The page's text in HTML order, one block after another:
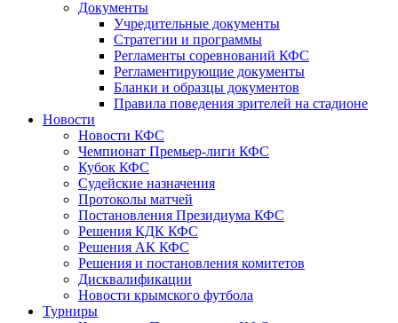
Документы
Учредительные документы
Стратегии и программы
Регламенты соревнований КФС
Регламентирующие документы
Бланки и образцы документов
Правила поведения зрителей на стадионе
Новости
Новости КФС
Чемпионат Премьер-лиги КФС
Кубок КФС
Судейские назначения
Протоколы матчей
Постановления Президиума КФС
Решения КДК КФС
Решения АК КФС
Решения и постановления комитетов
Дисквалификации
Новости крымского футбола
Турниры